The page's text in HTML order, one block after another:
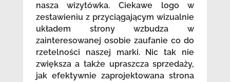
nasza wizytówka. Ciekawe logo w
zestawieniu z przyciągającym wizualnie
układem strony wzbudza w
zainteresowanej osobie zaufanie co do
rzetelności naszej marki. Nic tak nie
zwiększa a także upraszcza sprzedaży,
jak efektywnie zaprojektowana strona